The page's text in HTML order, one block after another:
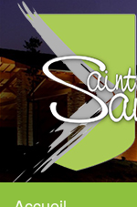
Mairie de